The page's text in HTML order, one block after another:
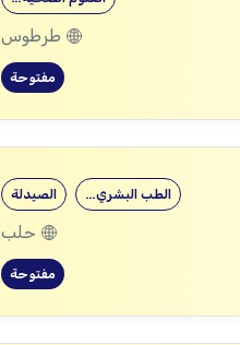
طرطوس
مفتوحة
الصيدلة الطب البشري…
حلب
مفتوحة